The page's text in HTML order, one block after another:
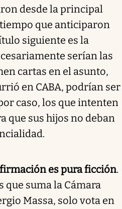
desde la principal
que anticiparon
siguiente es la
serían las
cartas en el asunto,
en CABA, podrían ser
caso, los que intenten
que sus hijos no deban
es pura ficción.
que suma la Cámara
Massa, solo vota en